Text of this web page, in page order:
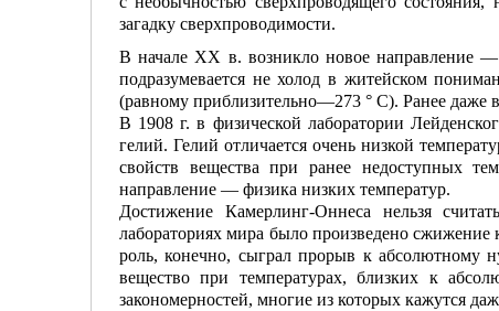
загадку сверхпроводимости.
В начале XX в. возникло новое направление —
подразумевается не холод в житейском
(равному приблизительно—273 ° С). Ранее даже
В 1908 г. в физической лаборатории
гелий. Гелий отличается очень низкой
свойств вещества при ранее недоступных
направление — физика низких температур.
Достижение Камерлинг-Оннеса нельзя
лабораториях мира было произведено
роль, конечно, сыграл прорыв к абсолютному
вещество при температурах, близких к
закономерностей, многие из которых кажутся